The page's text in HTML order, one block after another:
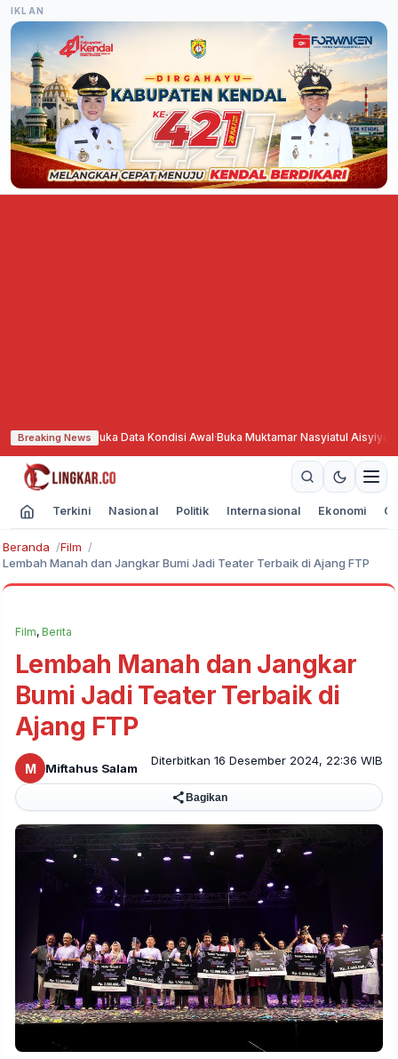
IKLAN
Breaking News
Buka Data Kondisi Awal·Buka Muktamar Nasyiatul Aisyiyah, Haedar
Terkini Nasional Politik Internasional Ekonomi
Beranda
Film
Lembah Manah dan Jangkar Bumi Jadi Teater Terbaik di Ajang FTP
Film, Berita
Lembah Manah dan Jangkar
Bumi Jadi Teater Terbaik di
Ajang FTP
M Miftahus Salam
Diterbitkan 16 Desember 2024, 22:36 WIB
Bagikan